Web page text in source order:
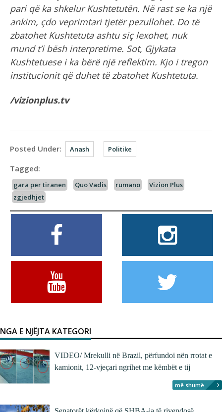
pari që ka shkelur Kushtetutën. Në rast se ka një
ankim, çdo veprimtari tjetër pezullohet. Do të
zbatohet Kushtetuta ashtu siç lexohet, nuk
mund t’i bësh interpretime. Sot, Gjykata
Kushtetuese i ka bërë një reflektim. Kjo i tregon
institucionit që duhet të zbatohet Kushtetuta.
/vizionplus.tv
Posted Under: Anash Politike
Tagged:
gara per tiranen Quo Vadis rumano
Vizion Plus
zgjedhjet
NGA E NJËJTA KATEGORI
VIDEO/ Mrekulli në Brazil, përfundoi nën rrotat e
kamionit, 12-vjeçari ngrihet me këmbët e tij
më shumë...